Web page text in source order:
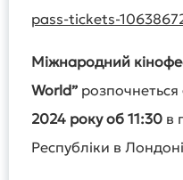
pass-tickets-
Міжнародний
World” розпочнеться
2024 року об 11:30 в
Республіки в